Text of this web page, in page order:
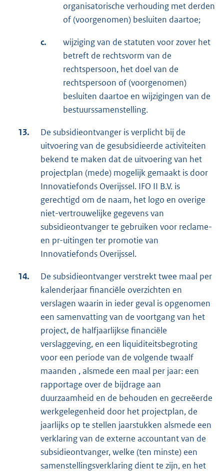
organisatorische verhouding met derden
of (voorgenomen) besluiten daartoe;
c.
wijziging van de statuten voor zover het
betreft de rechtsvorm van de
rechtspersoon, het doel van de
rechtspersoon of (voorgenomen)
besluiten daartoe en wijzigingen van de
bestuurssamenstelling.
13.
De subsidieontvanger is verplicht bij de
uitvoering van de gesubsidieerde activiteiten
bekend te maken dat de uitvoering van het
projectplan (mede) mogelijk gemaakt is door
Innovatiefonds Overijssel. IFO II B.V. is
gerechtigd om de naam, het logo en overige
niet-vertrouwelijke gegevens van
subsidieontvanger te gebruiken voor reclame-
en pr-uitingen ter promotie van
Innovatiefonds Overijssel.
14.
De subsidieontvanger verstrekt twee maal per
kalenderjaar financiële overzichten en
verslagen waarin in ieder geval is opgenomen
een samenvatting van de voortgang van het
project, de halfjaarlijkse financiële
verslaggeving, en een liquiditeitsbegroting
voor een periode van de volgende twaalf
maanden , alsmede een maal per jaar: een
rapportage over de bijdrage aan
duurzaamheid en de behouden en gecreëerde
werkgelegenheid door het projectplan, de
jaarlijks op te stellen jaarstukken alsmede een
verklaring van de externe accountant van de
subsidieontvanger, welke (ten minste) een
samenstellingsverklaring dient te zijn, en het